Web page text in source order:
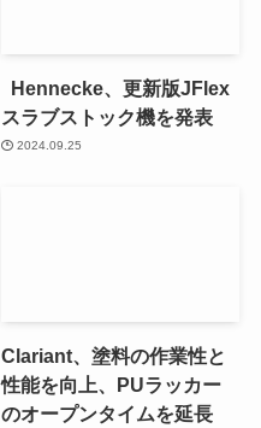
Hennecke、更新版JFlex
スラブストック機を発表
2024.09.25
Clariant、塗料の作業性と
性能を向上、PUラッカー
のオープンタイムを延長